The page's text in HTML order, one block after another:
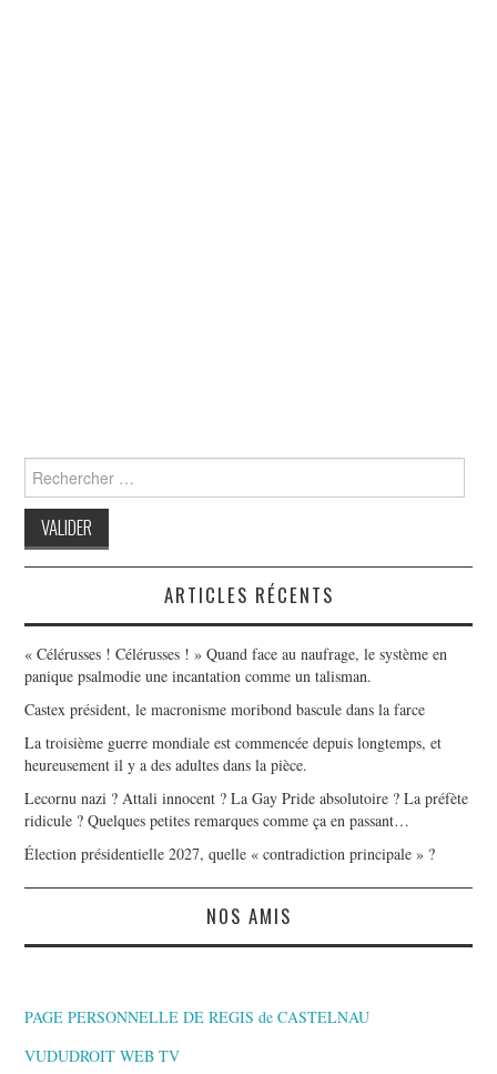
for:
ARTICLES RÉCENTS
« Célérusses ! Célérusses ! » Quand face au naufrage, le système en
panique psalmodie une incantation comme un talisman.
Castex président, le macronisme moribond bascule dans la farce
La troisième guerre mondiale est commencée depuis longtemps, et
heureusement il y a des adultes dans la pièce.
Lecornu nazi ? Attali innocent ? La Gay Pride absolutoire ? La préfète
ridicule ? Quelques petites remarques comme ça en passant…
Élection présidentielle 2027, quelle « contradiction principale » ?
NOS AMIS
PAGE PERSONNELLE DE REGIS de CASTELNAU
VUDUDROIT WEB TV